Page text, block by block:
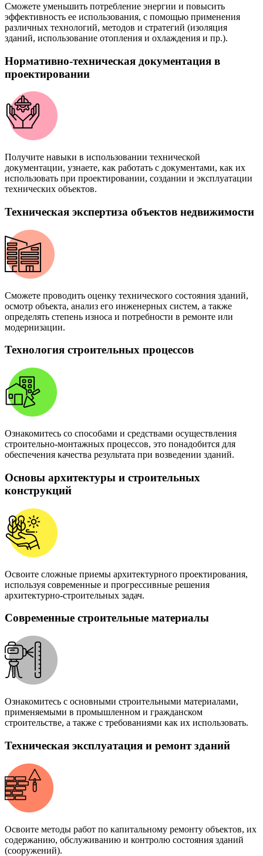
Сможете уменьшить потребление энергии и повысить
эффективность ее использования, с помощью применения
различных технологий, методов и стратегий (изоляция
зданий, использование отопления и охлаждения и пр.).
Нормативно-техническая документация в
проектировании
Получите навыки в использовании технической
документации, узнаете, как работать с документами, как их
использовать при проектировании, создании и эксплуатации
технических объектов.
Техническая экспертиза объектов недвижимости
Сможете проводить оценку технического состояния зданий,
осмотр объекта, анализ его инженерных систем, а также
определять степень износа и потребности в ремонте или
модернизации.
Технология строительных процессов
Ознакомитесь со способами и средствами осуществления
строительно-монтажных процессов, это понадобится для
обеспечения качества результата при возведении зданий.
Основы архитектуры и строительных
конструкций
Освоите сложные приемы архитектурного проектирования,
используя современные и прогрессивные решения
архитектурно-строительных задач.
Современные строительные материалы
Ознакомитесь с основными строительными материалами,
применяемыми в промышленном и гражданском
строительстве, а также с требованиями как их использовать.
Техническая эксплуатация и ремонт зданий
Освоите методы работ по капитальному ремонту объектов, их
содержанию, обслуживанию и контролю состояния зданий
(сооружений).